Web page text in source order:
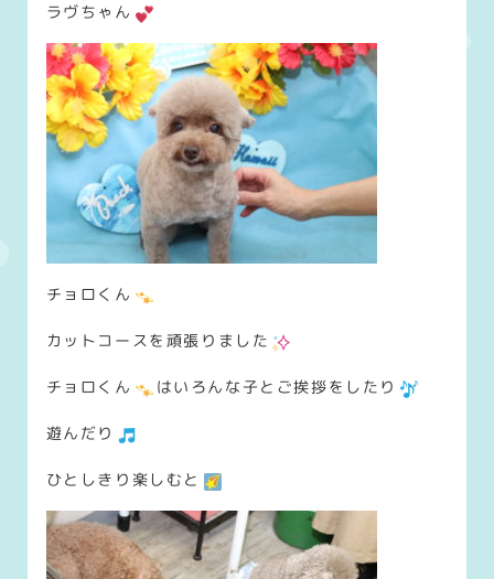
ラヴちゃん
チョロくん
カットコースを頑張りました
チョロくん はいろんな子とご挨拶をしたり
遊んだり
ひとしきり楽しむと